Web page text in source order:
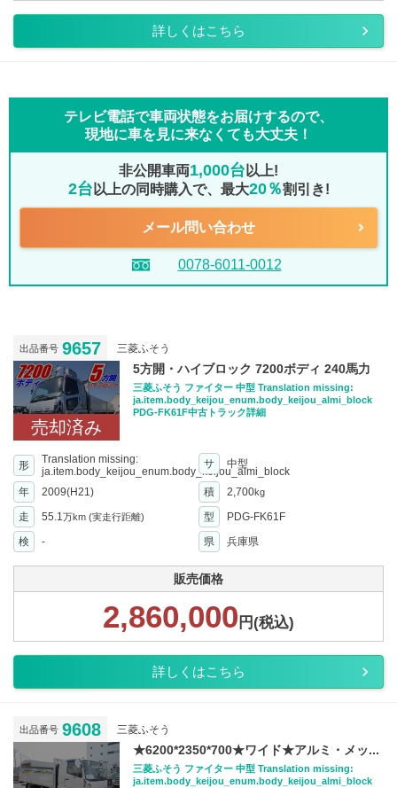
詳しくはこちら
テレビ電話で車両状態をお届けするので、
現地に車を見に来なくても大丈夫！
非公開車両1,000台 以上!
2台 以上の同時購入で、最大20％割引き!
メール問い合わせ
0078-6011-0012
出品番号 9657 三菱ふそう
売却済み
5方開・ハイブロック 7200ボディ 240馬力
三菱ふそう ファイター 中型 Translation missing:
ja.item.body_keijou_enum.body_keijou_almi_block
PDG-FK61F中古トラック詳細
形
Translation missing:
ja.item.body_keijou_enum.body_keijou_almi_block
サ 中型
年 2009(H21) 積 2,700kg
走 55.1万km (実走行距離) 型
PDG-FK61F
検
- 県 兵庫県
販売価格
2,860,000 円(税込)
詳しくはこちら
出品番号 9608 三菱ふそう
★6200*2350*700★ワイド★アルミ・メッ...
三菱ふそう ファイター 中型 Translation missing:
ja.item.body_keijou_enum.body_keijou_almi_block